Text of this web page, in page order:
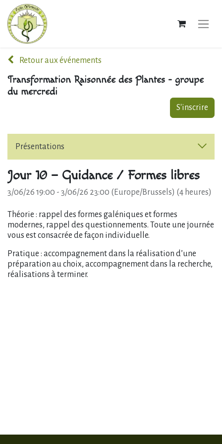
Retour aux événements
Transformation Raisonnée des Plantes - groupe
du mercredi
S'inscrire
Présentations
Jour 10 – Guidance / Formes libres
3/06/26 19:00 - 3/06/26 23:00 ( Europe/Brussels) (4 heures)
Théorie : rappel des formes galéniques et formes
modernes, rappel des questionnements. Toute une journée
vous est consacrée de façon individuelle.
Pratique : accompagnement dans la réalisation d’une
préparation au choix, accompagnement dans la recherche,
réalisations à terminer.